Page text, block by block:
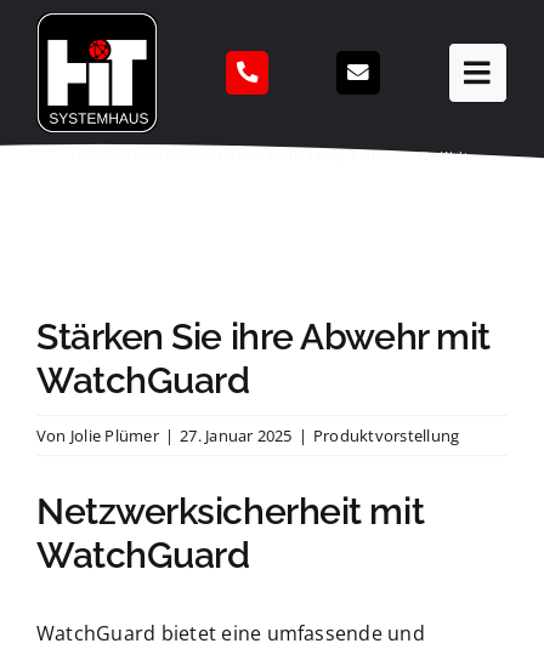
Zum
Inhalt
springen
IT Service aus Norddeutschland für Hamburg, Berlin und die Welt.
Stärken Sie ihre Abwehr mit
WatchGuard
Von Jolie Plümer | 27. Januar 2025 | Produktvorstellung
Netzwerksicherheit mit
WatchGuard
WatchGuard bietet eine umfassende und